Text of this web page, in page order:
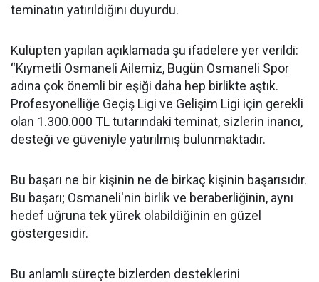
teminatın yatırıldığını duyurdu.
Kulüpten yapılan açıklamada şu ifadelere yer verildi:
“Kıymetli Osmaneli Ailemiz, Bugün Osmaneli Spor
adına çok önemli bir eşiği daha hep birlikte aştık.
Profesyonelliğe Geçiş Ligi ve Gelişim Ligi için gerekli
olan 1.300.000 TL tutarındaki teminat, sizlerin inancı,
desteği ve güveniyle yatırılmış bulunmaktadır.
Bu başarı ne bir kişinin ne de birkaç kişinin başarısıdır.
Bu başarı; Osmaneli'nin birlik ve beraberliğinin, aynı
hedef uğruna tek yürek olabildiğinin en güzel
göstergesidir.
Bu anlamlı süreçte bizlerden desteklerini